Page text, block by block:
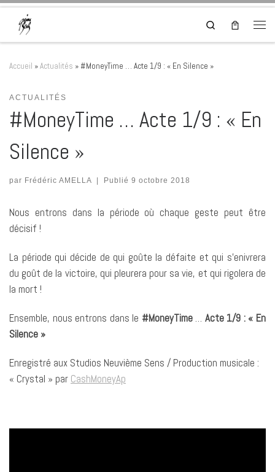
Skip to content
Search
Accueil »Actualités »#MoneyTime … Acte 1/9 : « En Silence »
ACTUALITÉS
#MoneyTime … Acte 1/9 : « En
Silence »
par Frédéric AMELLA Publié 9 octobre 2018
Nous entrons dans la période où chaque geste peut être
décisif !
La période qui décide de qui goûte la défaite et qui s’enivrera
du goût de la victoire, qui pleurera pour sa vie, et qui rigolera de
la mort !
Ensemble, nous entrons dans le #MoneyTime … Acte 1/9 : « En
Silence »
Enregistré aux Studios Neuvième Sens / Production musicale :
« Crystal » par CashMoneyAp